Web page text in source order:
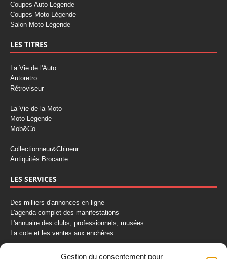
Gestion du consentement pour
Coupes Auto Légende
Coupes Moto Légende
Salon Moto Légende
LES TITRES
La Vie de l'Auto
Autoretro
Rétroviseur
La Vie de la Moto
Moto Légende
Mob&Co
Collectionneur&Chineur
Antiquités Brocante
LES SERVICES
Des milliers d'annonces en ligne
L'agenda complet des manifestations
L'annuaire des clubs, professionnels, musées
La cote et les ventes aux enchères
La Boutique du Collectionneur